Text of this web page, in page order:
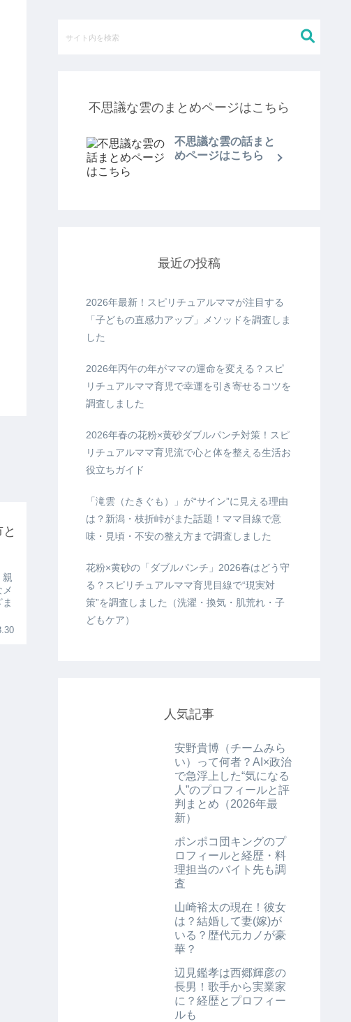
親
不思議な雲のまとめページはこちら
不思議な雲の話まと
めページはこちら
最近の投稿
2026年最新！スピリチュアルママが注目する
「子どもの直感力アップ」メソッドを調査しま
した
2026年丙午の年がママの運命を変える？スピ
リチュアルママ育児で幸運を引き寄せるコツを
調査しました
2026年春の花粉×黄砂ダブルパンチ対策！スピ
リチュアルママ育児流で心と体を整える生活お
役立ちガイド
「滝雲（たきぐも）」が“サイン”に見える理由
は？新潟・枝折峠がまた話題！ママ目線で意
味・見頃・不安の整え方まで調査しました
花粉×黄砂の「ダブルパンチ」2026春はどう守
る？スピリチュアルママ育児目線で“現実対
策”を調査しました（洗濯・換気・肌荒れ・子
どもケア）
人気記事
安野貴博（チームみら
い）って何者？AI×政治
で急浮上した“気になる
人”のプロフィールと評
判まとめ（2026年最
新）
ポンポコ団キングのプ
ロフィールと経歴・料
理担当のバイト先も調
査
山崎裕太の現在！彼女
は？結婚して妻(嫁)が
いる？歴代元カノが豪
華？
辺見鑑孝は西郷輝彦の
長男！歌手から実業家
に？経歴とプロフィー
ルも